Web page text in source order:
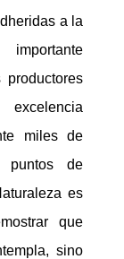
a la
miles de
puntos de
es
que
sino